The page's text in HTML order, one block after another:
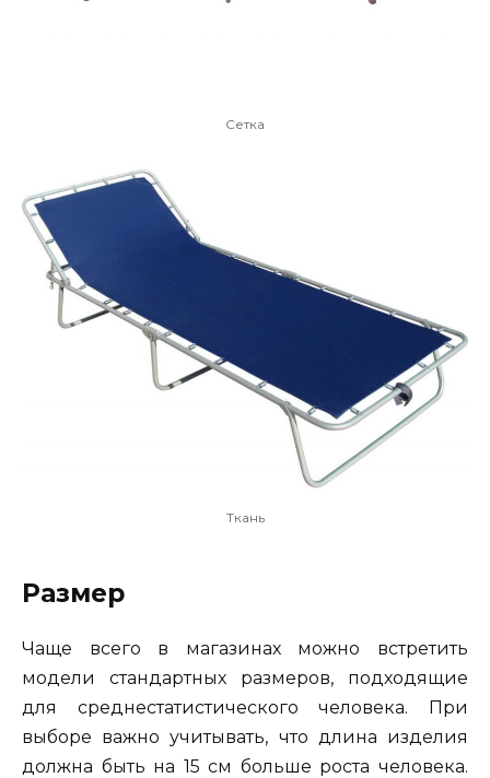
Сетка
Ткань
Размер
Чаще всего в магазинах можно встретить
модели стандартных размеров, подходящие
для среднестатистического человека. При
выборе важно учитывать, что длина изделия
должна быть на 15 см больше роста человека.